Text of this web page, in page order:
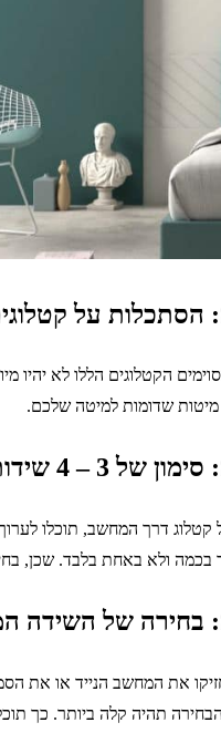
הקטלוגים הללו לא יהיו
מיטות שדומות למיטה שלכם.
דרך המחשב, תוכלו
ולא באחת בלבד. שכן,
את המחשב הנייד או את
תהיה קלה ביותר. כך